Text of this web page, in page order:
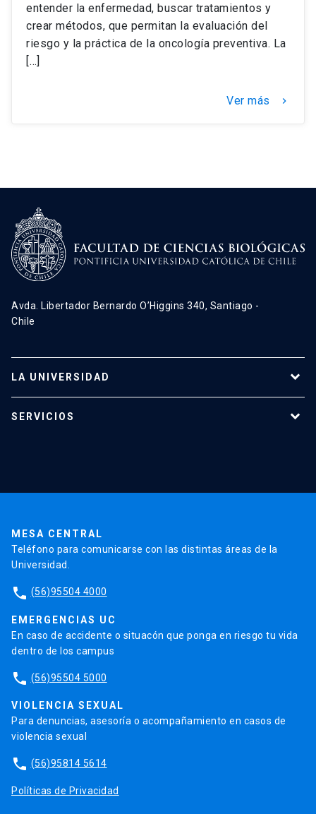
entender la enfermedad, buscar tratamientos y
crear métodos, que permitan la evaluación del
riesgo y la práctica de la oncología preventiva. La
[…]
Ver más keyboard_arrow_right
Avda. Libertador Bernardo O’Higgins 340, Santiago -
Chile
LA UNIVERSIDAD
Admisión
SERVICIOS
MESA CENTRAL
Teléfono para comunicarse con las distintas áreas de la
Universidad.
phone (56)95504 4000
EMERGENCIAS UC
En caso de accidente o situacón que ponga en riesgo tu vida
dentro de los campus
phone (56)95504 5000
VIOLENCIA SEXUAL
Para denuncias, asesoría o acompañamiento en casos de
violencia sexual
phone (56)95814 5614
Políticas de Privacidad